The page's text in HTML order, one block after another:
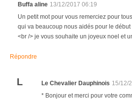
Buffa aline 13/12/2017 06:19
Un petit mot pour vous remerciez pour
qui va beaucoup nous aidés pour le
<br /> je vous souhaite un joyeux noel et
Répondre
L Le Chevalier Dauphinois 15/12/
* Bonjour et merci pour votre